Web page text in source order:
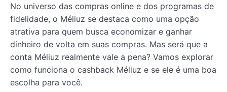
No universo das compras online e dos programas de
fidelidade, o Méliuz se destaca como uma opção
atrativa para quem busca economizar e ganhar
dinheiro de volta em suas compras. Mas será que a
conta Méliuz realmente vale a pena? Vamos explorar
como funciona o cashback Méliuz e se ele é uma boa
escolha para você.